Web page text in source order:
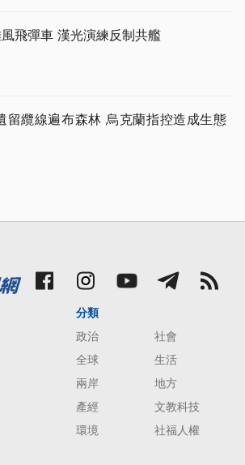
飛彈車 漢光演練反制共艦
留纜線遍布森林 烏克蘭指控造成生態
分類
政治
社會
全球
生活
兩岸
地方
產經
文教科技
環境
社福人權